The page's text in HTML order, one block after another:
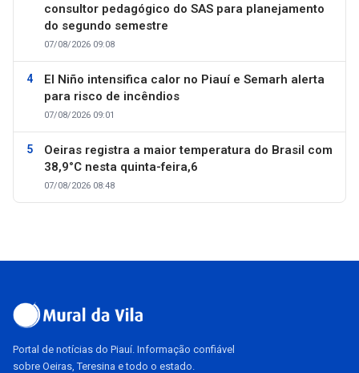
consultor pedagógico do SAS para planejamento
do segundo semestre
07/08/2026 09:08
El Niño intensifica calor no Piauí e Semarh alerta
para risco de incêndios
07/08/2026 09:01
Oeiras registra a maior temperatura do Brasil com
38,9°C nesta quinta-feira,6
07/08/2026 08:48
Portal de notícias do Piauí. Informação confiável
sobre Oeiras, Teresina e todo o estado.